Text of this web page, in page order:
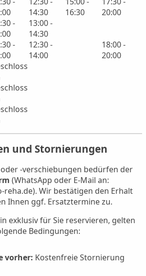
14:30
16:30
20:00
-
13:00 -
14:30
-
12:30 -
14:00
18:00 -
20:00
und Stornierungen
-verschiebungen bedürfen der
(WhatsApp oder E-Mail an:
reha.de). Wir bestätigen den Erhalt
Ihnen ggf. Ersatztermine zu.
exklusiv für Sie reservieren, gelten
Bedingungen:
vorher: Kostenfreie Stornierung